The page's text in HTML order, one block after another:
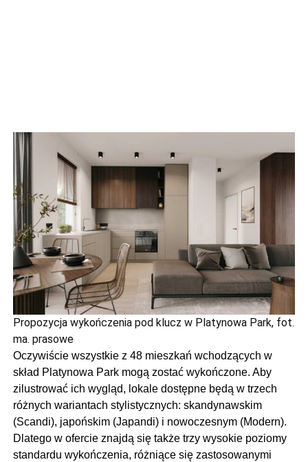
Propozycja wykończenia pod klucz w Platynowa Park, fot.
ma. prasowe
Oczywiście wszystkie z 48 mieszkań wchodzących w
skład Platynowa Park mogą zostać wykończone. Aby
zilustrować ich wygląd, lokale dostępne będą w trzech
różnych wariantach stylistycznych: skandynawskim
(Scandi), japońskim (Japandi) i nowoczesnym (Modern).
Dlatego w ofercie znajdą się także trzy wysokie poziomy
standardu wykończenia, różniące się zastosowanymi